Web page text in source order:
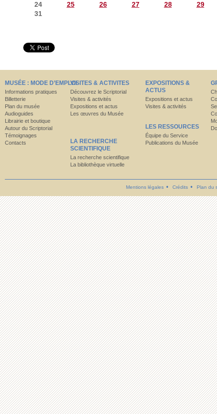
24
25 26 27 28
29
31
MUSÉE : MODE D’EMPLOI
Informations pratiques
Billetterie
Plan du musée
Audioguides
Librairie et boutique
Autour du Scriptorial
Témoignages
Contacts
VISITES & ACTIVITES
Découvrez le Scriptorial
Visites & activités
Expositions et actus
Les œuvres du Musée
LA RECHERCHE
SCIENTIFIQUE
La recherche scientifique
La bibliothèque virtuelle
EXPOSITIONS &
ACTUS
Expositions et actus
Visites & activités
LES RESSOURCES
Équipe du Service
Publications du Musée
Mentions légales Crédits Plan du